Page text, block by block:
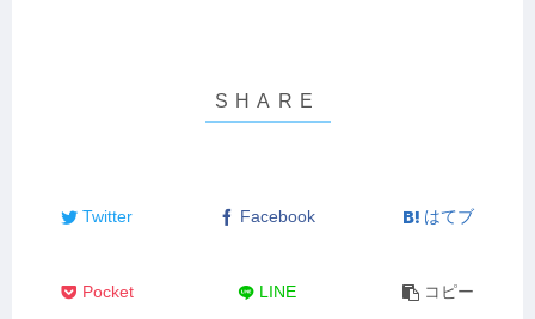
Twitter Facebook はてブ
Pocket LINE コピー